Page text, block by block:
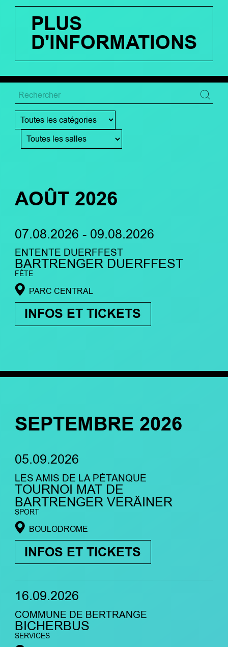
PLUS
D'INFORMATIONS
AOÛT 2026
07.08.2026 - 09.08.2026
ENTENTE DUERFFEST
BARTRENGER DUERFFEST
FÊTE
PARC CENTRAL
INFOS ET TICKETS
SEPTEMBRE 2026
05.09.2026
LES AMIS DE LA PÉTANQUE
TOURNOI MAT DE
BARTRENGER VERÄINER
SPORT
BOULODROME
INFOS ET TICKETS
16.09.2026
COMMUNE DE BERTRANGE
BICHERBUS
SERVICES